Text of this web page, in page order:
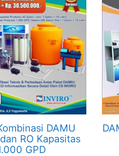
DAMU
RO Kapasitas
GPD